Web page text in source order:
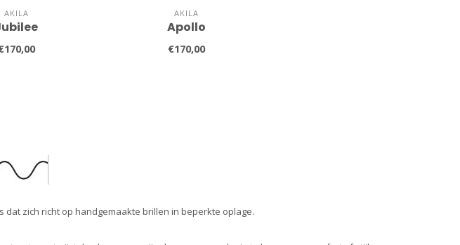
AKILA AKILA
Apollo
€170,00
zich richt op handgemaakte brillen in beperkte oplage.